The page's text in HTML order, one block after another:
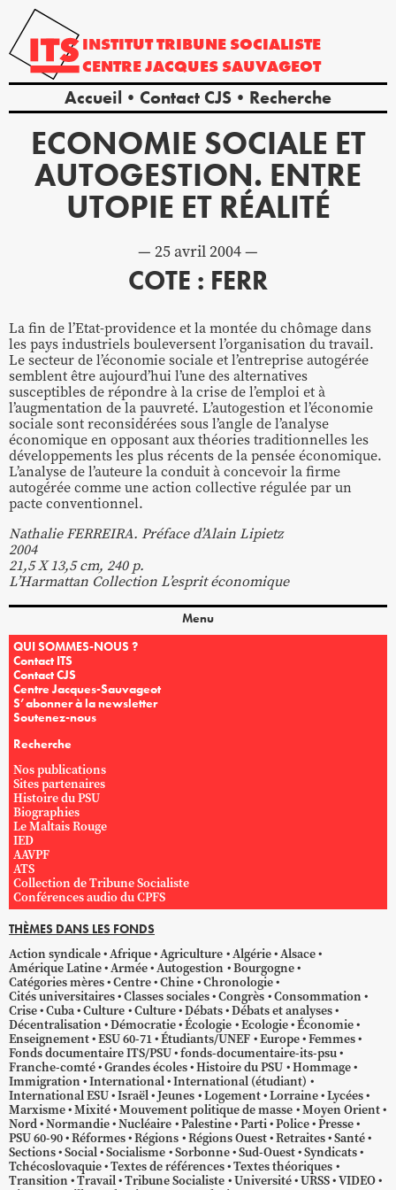
INSTITUTTRIBUNE SOCIALISTE
CENTREJACQUES SAUVAGEOT
Accueil Contact CJS Recherche
ECONOMIE SOCIALE ET
AUTOGESTION. ENTRE
UTOPIE ET RÉALITÉ
25 avril 2004
COTE : FERR
La fin de l’Etat-providence et la montée du chômage dans
les pays industriels bouleversent l’organisation du travail.
Le secteur de l’économie sociale et l’entreprise autogérée
semblent être aujourd’hui l’une des alternatives
susceptibles de répondre à la crise de l’emploi et à
l’augmentation de la pauvreté. L’autogestion et l’économie
sociale sont reconsidérées sous l’angle de l’analyse
économique en opposant aux théories traditionnelles les
développements les plus récents de la pensée économique.
L’analyse de l’auteure la conduit à concevoir la firme
autogérée comme une action collective régulée par un
pacte conventionnel.
Nathalie FERREIRA. Préface d’Alain Lipietz
2004
21,5 X 13,5 cm, 240 p.
L’Harmattan Collection L’esprit économique
Menu
QUI SOMMES-NOUS ?
Contact ITS
Contact CJS
Centre Jacques-Sauvageot
S’abonner à la newsletter
Soutenez-nous
Recherche
Nos publications
Sites partenaires
Histoire du PSU
Biographies
Le Maltais Rouge
IED
AAVPF
ATS
Collection de Tribune Socialiste
Conférences audio du CPFS
THÈMES DANS LES FONDS
Action syndicale Afrique Agriculture Algérie Alsace
Amérique Latine Armée Autogestion
Bourgogne
Catégories mères Centre Chine Chronologie
Cités universitaires Classes sociales Congrès Consommation
Crise Cuba Culture Culture Débats Débats et analyses
Décentralisation Démocratie Écologie Ecologie Économie
Enseignement ESU 60-71 Étudiants/UNEF Europe Femmes
Fonds documentaire ITS/PSU fonds-documentaire-its-psu
Franche-comté Grandes écoles Histoire du PSU Hommage
Immigration International International (étudiant)
International ESU Israël Jeunes Logement Lorraine Lycées
Marxisme Mixité Mouvement politique de masse Moyen Orient
Nord Normandie Nucléaire Palestine Parti Police Presse
PSU 60-90 Réformes Régions Régions Ouest Retraites Santé
Sections Social Socialisme Sorbonne Sud-Ouest Syndicats
Tchécoslovaquie Textes de références Textes théoriques
Transition Travail Tribune Socialiste Université URSS VIDEO